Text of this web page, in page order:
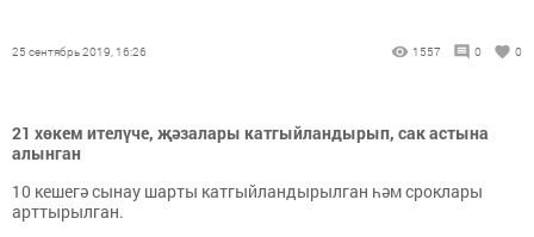
25 сентябрь 2019, 16:26 1557 0 0
21 хөкем ителүче, җәзалары катгыйландырып, сак астына
алынган
10 кешегә сынау шарты катгыйландырылган һәм сроклары
арттырылган.